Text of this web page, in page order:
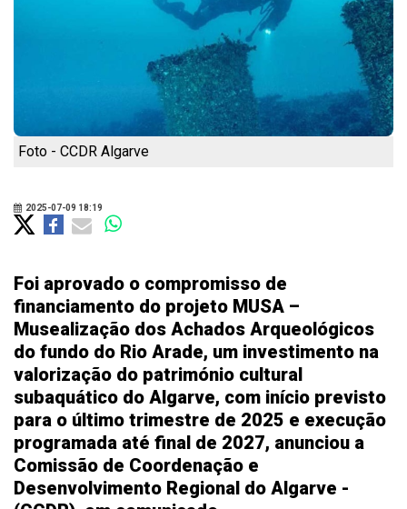
Foto - CCDR Algarve
2025-07-09 18:19
Foi aprovado o compromisso de
financiamento do projeto MUSA –
Musealização dos Achados Arqueológicos
do fundo do Rio Arade, um investimento na
valorização do património cultural
subaquático do Algarve, com início previsto
para o último trimestre de 2025 e execução
programada até final de 2027, anunciou a
Comissão de Coordenação e
Desenvolvimento Regional do Algarve -